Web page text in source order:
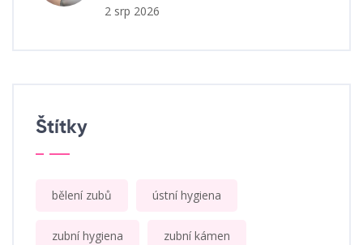
2 srp 2026
Štítky
bělení zubů ústní hygiena
zubní hygiena zubní kámen